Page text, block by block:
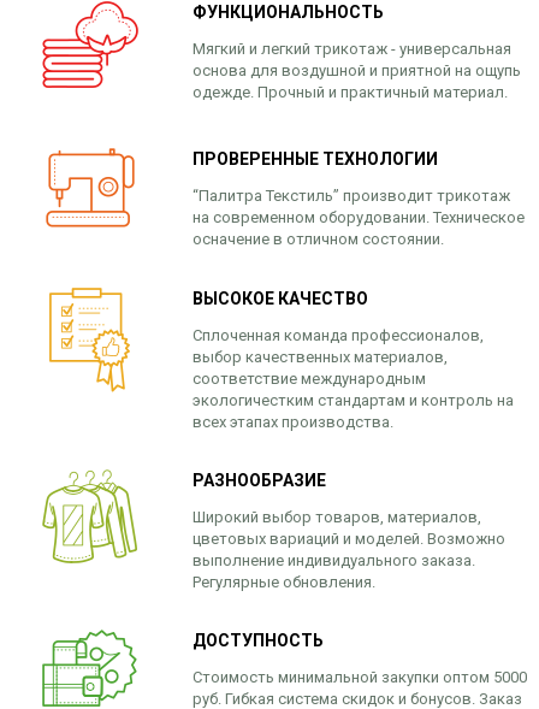
ФУНКЦИОНАЛЬНОСТЬ
Мягкий и легкий трикотаж - универсальная
основа для воздушной и приятной на ощупь
одежде. Прочный и практичный материал.
ПРОВЕРЕННЫЕ ТЕХНОЛОГИИ
“Палитра Текстиль” производит трикотаж
на современном оборудовании. Техническое
осначение в отличном состоянии.
ВЫСОКОЕ КАЧЕСТВО
Сплоченная команда профессионалов,
выбор качественных материалов,
соответствие международным
экологичестким стандартам и контроль на
всех этапах производства.
РАЗНООБРАЗИЕ
Широкий выбор товаров, материалов,
цветовых вариаций и моделей. Возможно
выполнение индивидуального заказа.
Регулярные обновления.
ДОСТУПНОСТЬ
Стоимость минимальной закупки оптом 5000
руб. Гибкая система скидок и бонусов. Заказ